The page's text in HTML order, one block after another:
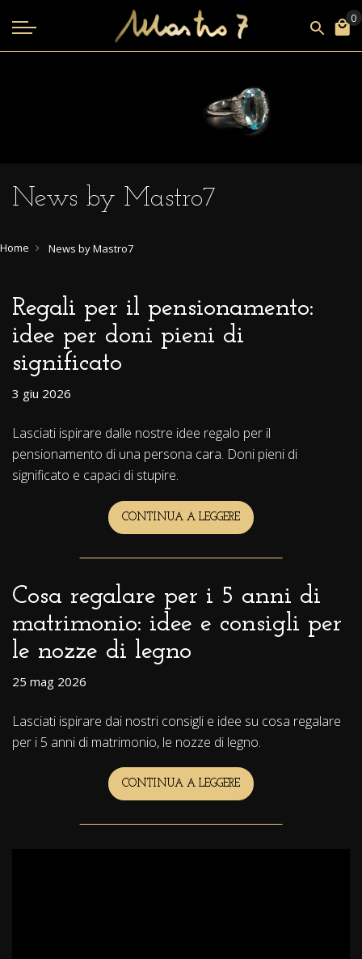
News by Mastro7
Home News by Mastro7
Regali per il pensionamento:
idee per doni pieni di
significato
3 giu 2026
Lasciati ispirare dalle nostre idee regalo per il
pensionamento di una persona cara. Doni pieni di
significato e capaci di stupire.
CONTINUA A LEGGERE REGALI
PER
PENSIONAMENTO:
DONI
PIENI
DI
SIGNIFICATO
Cosa regalare per i 5 anni di
matrimonio: idee e consigli per
le nozze di legno
25 mag 2026
Lasciati ispirare dai nostri consigli e idee su cosa regalare
per i 5 anni di matrimonio, le nozze di legno.
CONTINUA A LEGGERE COSA
REGALARE
I